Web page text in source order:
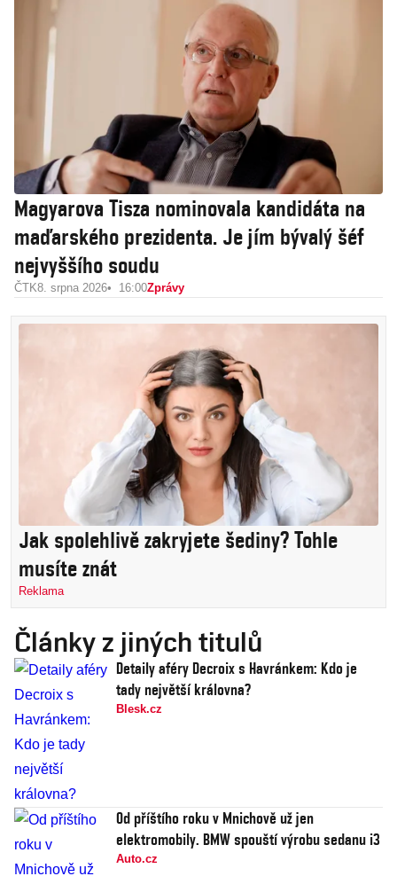
Magyarova Tisza nominovala kandidáta na
maďarského prezidenta. Je jím bývalý šéf
nejvyššího soudu
ČTK8. srpna 2026 16:00Zprávy
Jak spolehlivě zakryjete šediny? Tohle
musíte znát
Reklama
Články z jiných titulů
Detaily aféry Decroix s Havránkem: Kdo je
tady největší královna?
Blesk.cz
Od příštího roku v Mnichově už jen
elektromobily. BMW spouští výrobu sedanu i3
Auto.cz